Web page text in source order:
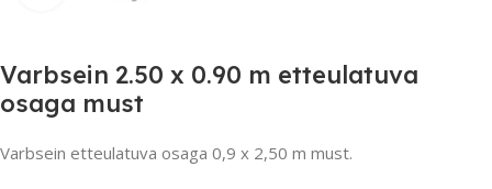
Varbsein 2.50 x 0.90 m etteulatuva
osaga must
Varbsein etteulatuva osaga 0,9 x 2,50 m must.